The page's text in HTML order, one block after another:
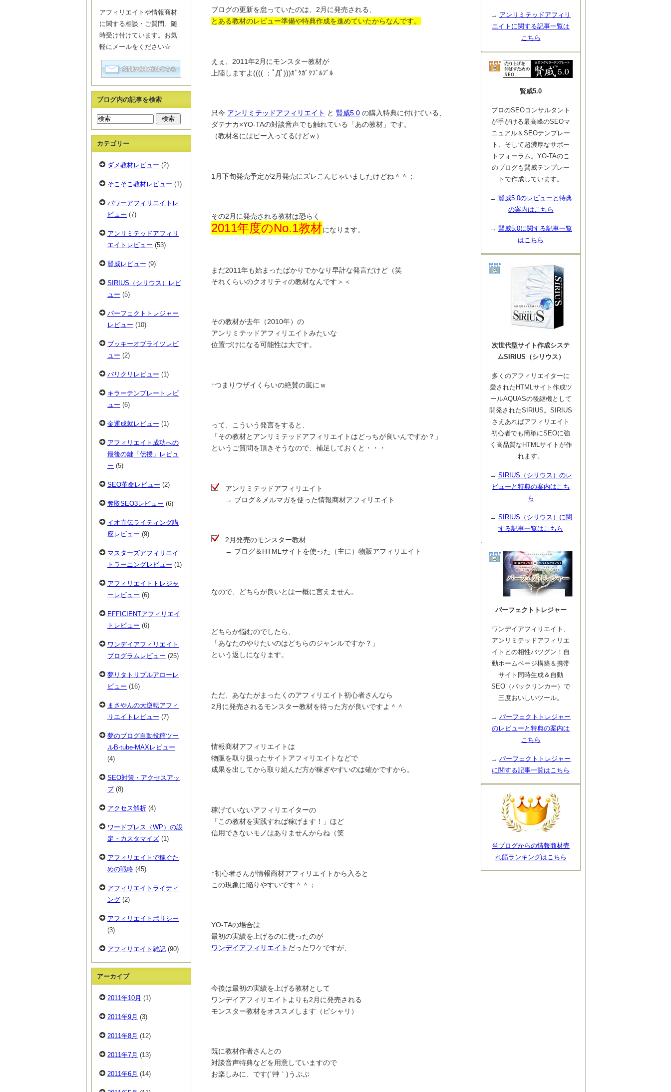
ブログの更新を怠っていたのは、2月に発売される、
とある教材のレビュー準備や特典作成を進めていたからなんです。
えぇ、2011年2月にモンスター教材が
上陸しますよ(((( ；ﾟДﾟ)))ｶﾞｸｶﾞｸﾌﾞﾙﾌﾞﾙ
只今 アンリミテッドアフィリエイト と 賢威5.0 の購入特典に付けている、
ダテナカ×YO-TAの対談音声でも触れている「あの教材」です。
（教材名にはピー入ってるけどｗ）
1月下旬発売予定が2月発売にズレこんじゃいましたけどね＾＾；
その2月に発売される教材は恐らく
2011年度のNo.1教材になります。
まだ2011年も始まったばかりでかなり早計な発言だけど（笑
それくらいのクオリティの教材なんです＞＜
その教材が去年（2010年）の
アンリミテッドアフィリエイトみたいな
位置づけになる可能性は大です。
↑つまりウザイくらいの絶賛の嵐にｗ
って、こういう発言をすると、
「その教材とアンリミテッドアフィリエイトはどっちが良いんですか？」
というご質問を頂きそうなので、補足しておくと・・・
アンリミテッドアフィリエイト
→ ブログ＆メルマガを使った情報商材アフィリエイト
2月発売のモンスター教材
→ ブログ＆HTMLサイトを使った（主に）物販アフィリエイト
なので、どちらが良いとは一概に言えません。
どちらか悩むのでしたら、
「あなたのやりたいのはどちらのジャンルですか？」
という返しになります。
ただ、あなたがまったくのアフィリエイト初心者さんなら
2月に発売されるモンスター教材を待った方が良いですよ＾＾
情報商材アフィリエイトは
物販を取り扱ったサイトアフィリエイトなどで
成果を出してから取り組んだ方が稼ぎやすいのは確かですから。
稼げていないアフィリエイターの
「この教材を実践すれば稼げます！」ほど
信用できないモノはありませんからね（笑
↑初心者さんが情報商材アフィリエイトから入ると
この現象に陥りやすいです＾＾；
YO-TAの場合は
最初の実績を上げるのに使ったのが
ワンデイアフィリエイト だったワケですが、
今後は最初の実績を上げる教材として
ワンデイアフィリエイトよりも2月に発売される
モンスター教材をオススメします（ピシャリ）
既に教材作者さんとの
対談音声特典などを用意していますので
お楽しみに、です(´艸｀)うぷぷ
アフィリエイトや情報商材
に関する相談・ご質問、随
時受け付けています。お気
軽にメールをください☆
ブログ内の記事を検索
カテゴリー
ダメ教材レビュー (2)
そこそこ教材レビュー (1)
パワーアフィリエイトレ
ビュー (7)
アンリミテッドアフィリ
エイトレビュー (53)
賢威レビュー (9)
SIRIUS（シリウス）レビ
ュー (5)
パーフェクトトレジャー
レビュー (10)
ブッキーオブライツレビ
ュー (2)
バリクリレビュー (1)
キラーテンプレートレビ
ュー (6)
金運成就レビュー (1)
アフィリエイト成功への
最後の鍵「伝授」レビュ
ー (5)
SEO革命レビュー (2)
奪取SEO3レビュー (6)
イオ直伝ライティング講
座レビュー (9)
マスターズアフィリエイ
トラーニングレビュー (1)
アフィリエイトトレジャ
ーレビュー (6)
EFFICIENTアフィリエイ
トレビュー (6)
ワンデイアフィリエイト
プログラムレビュー (25)
夢リタトリプルアローレ
ビュー (16)
まさやんの大逆転アフィ
リエイトレビュー (7)
夢のブログ自動投稿ツー
ルB-tube-MAXレビュー
(4)
SEO対策・アクセスアッ
プ(8)
アクセス解析 (4)
ワードプレス（WP）の設
定・カスタマイズ (1)
アフィリエイトで稼ぐた
めの戦略 (45)
アフィリエイトライティ
ング (2)
アフィリエイトポリシー
(3)
アフィリエイト雑記 (90)
アーカイブ
2011年10月 (1)
2011年9月 (3)
2011年8月 (12)
2011年7月 (13)
2011年6月 (14)
→ アンリミテッドアフィリ
エイトに関する記事一覧は
こちら
賢威5.0
プロのSEOコンサルタント
が手がける最高峰のSEOマ
ニュアル＆SEOテンプレー
ト、そして超濃厚なサポー
トフォーラム。YO-TAのこ
のブログも賢威テンプレー
トで作成しています。
→ 賢威5.0のレビューと特典
の案内はこちら
→ 賢威5.0に関する記事一覧
はこちら
次世代型サイト作成システ
ムSIRIUS（シリウス）
多くのアフィリエイターに
愛されたHTMLサイト作成ツ
ールAQUASの後継機として
開発されたSIRIUS。SIRIUS
さえあればアフィリエイト
初心者でも簡単にSEOに強
く高品質なHTMLサイトが作
れます。
→ SIRIUS（シリウス）のレ
ビューと特典の案内はこち
ら
→ SIRIUS（シリウス）に関
する記事一覧はこちら
パーフェクトトレジャー
ワンデイアフィリエイト、
アンリミテッドアフィリエ
イトとの相性バツグン！自
動ホームページ構築＆携帯
サイト同時生成＆自動
SEO（バックリンカー）で
三度おいしいツール。
→ パーフェクトトレジャー
のレビューと特典の案内は
こちら
→ パーフェクトトレジャー
に関する記事一覧はこちら
当ブログからの情報商材売
れ筋ランキングはこちら